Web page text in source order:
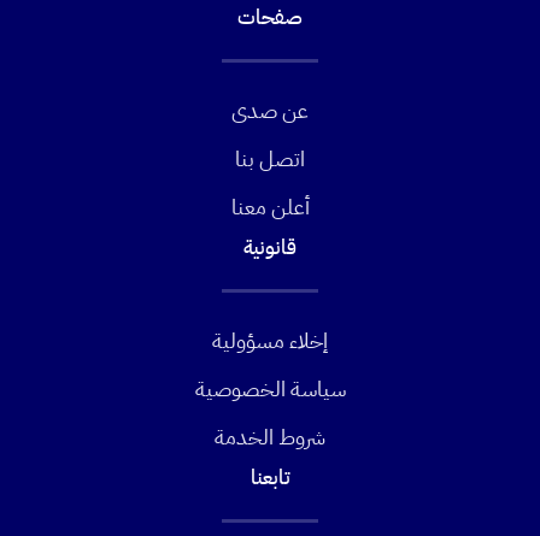
صفحات
عن صدى
اتصل بنا
أعلن معنا
قانونية
إخلاء مسؤولية
سياسة الخصوصية
شروط الخدمة
تابعنا